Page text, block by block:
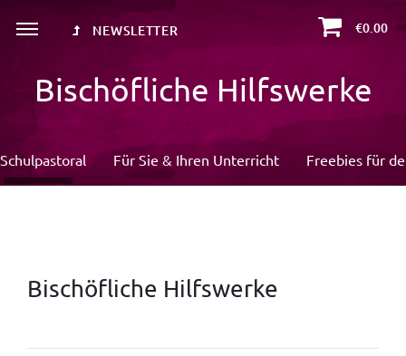
Bischöfliche Hilfswerke
Schulpastoral Für Sie & Ihren Unterricht Freebies für
NEWSLETTER €0.00
Bischöfliche Hilfswerke